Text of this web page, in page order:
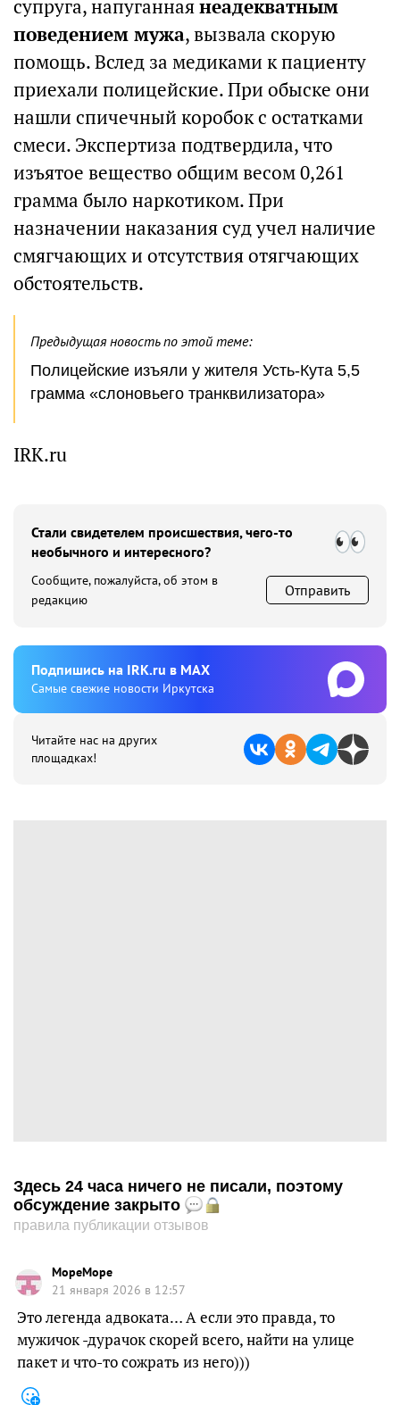
супруга, напуганнаянеадекватным
поведением мужа, вызвала скорую
помощь. Вслед за медиками к пациенту
приехали полицейские. При обыске они
нашли спичечный коробок с остатками
смеси. Экспертиза подтвердила, что
изъятое вещество общим весом 0,261
грамма было наркотиком. При
назначении наказания суд учел наличие
смягчающих и отсутствия отягчающих
обстоятельств.
Предыдущая новость по этой теме:
Полицейские изъяли у жителя Усть-Кута 5,5
грамма «слоновьего транквилизатора»
IRK.ru
Стали свидетелем происшествия, чего-то
необычного и интересного?
Сообщите, пожалуйста, об этом в
редакцию
Отправить
Подпишиcь на IRK.ru в MAX
Cамые свежие новости Иркутска
Читайте нас на других
площадках!
Здесь 24 часа ничего не писали, поэтому
обсуждение закрыто
правила публикации отзывов
МореМоре
21 января 2026 в 12:57
Это легенда адвоката… А если это правда, то
мужичок -дурачок скорей всего, найти на улице
пакет и что-то сожрать из него)))